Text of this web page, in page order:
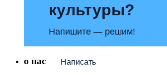
культуры?
Напишите — решим!
Написать
о нас